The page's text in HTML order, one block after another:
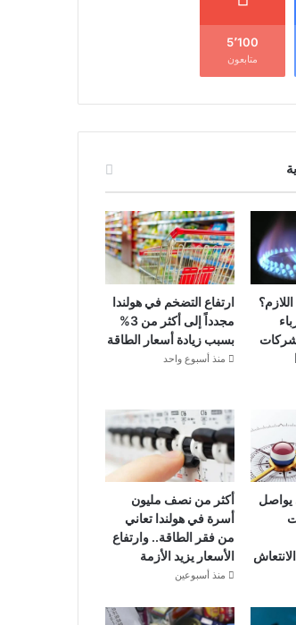
5٬100
متابعون
شركات
ارتفاع التضخم في هولندا
مجدداً إلى أكثر من 3%
بسبب زيادة أسعار الطاقة
منذ أسبوع واحد
يواصل
أكثر من نصف مليون
أسرة في هولندا تعاني
من فقر الطاقة.. وارتفاع
الأسعار يزيد الأزمة
منذ أسبوعين